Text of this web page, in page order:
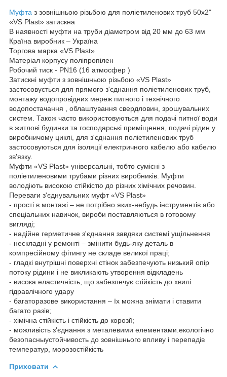
Муфта з зовнішньою різьбою для поліетиленових труб 50х2"
«VS Plast» затискна
В наявності муфти на труби діаметром від 20 мм до 63 мм
Країна виробник – Україна
Торгова марка «VS Plast»
Матеріал корпусу поліпропілен
Робочий тиск - PN16 (16 атмосфер )
Затискні муфти з зовнішньою різьбою «VS Plast»
застосовується для прямого з'єднання поліетиленових труб,
монтажу водопровідних мереж питного і технічного
водопостачання , облаштування свердловин, зрошувальних
систем. Також часто використовуються для подачі питної води
в житлові будинки та господарські приміщення, подачі рідин у
виробничому циклі, для з'єднання поліетиленових труб
застосовуються для ізоляції електричного кабелю або кабелю
зв'язку.
Муфти «VS Plast» універсальні, тобто сумісні з
поліетиленовими трубами різних виробників. Муфти
володіють високою стійкістю до різних хімічних речовин.
Переваги з'єднувальних муфт «VS Plast»
- прості в монтажі – не потрібно яких-небудь інструментів або
спеціальних навичок, вироби поставляються в готовому
вигляді;
- надійне герметичне з'єднання завдяки системі ущільнення
- нескладні у ремонті – змінити будь-яку деталь в
компресійному фітингу не складе великої праці;
- гладкі внутрішні поверхні стінок забезпечують низький опір
потоку рідини і не викликають утворення відкладень
- висока еластичність, що забезпечує стійкість до хвилі
гідравлічного удару
- багаторазове використання – їх можна знімати і ставити
багато разів;
- хімічна стійкість і стійкість до корозії;
- можливість з'єднання з металевими елементами.екологічно
безопасныустойчивость до зовнішнього впливу і перепадів
температур, морозостійкість
Приховати